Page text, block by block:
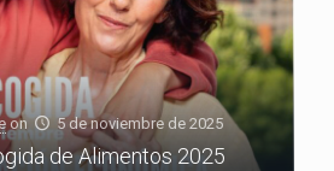
on 5 de noviembre de 2025
de Alimentos 2025